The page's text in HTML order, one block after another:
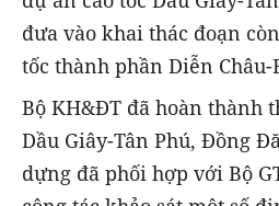
đưa vào khai thác đoạn
tốc thành phần Diễn Châu-
Bộ KH&ĐT đã hoàn thành
Dầu Giây-Tân Phú, Đồng
dựng đã phối hợp với Bộ